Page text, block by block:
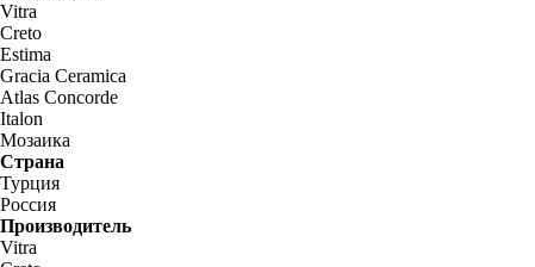
Vitra
Creto
Estima
Gracia Ceramica
Atlas Concorde
Italon
Мозаика
Страна
Турция
Россия
Производитель
Vitra